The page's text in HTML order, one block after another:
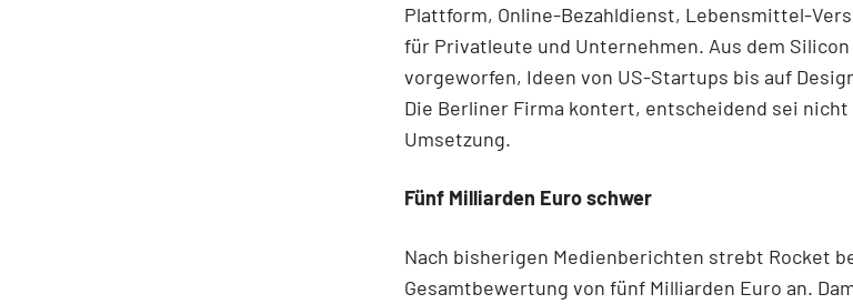
Plattform, Online-Bezahldienst, Lebensmittel-
für Privatleute und Unternehmen. Aus dem
vorgeworfen, Ideen von US-Startups bis auf
Die Berliner Firma kontert, entscheidend sei
Umsetzung.
Fünf Milliarden Euro schwer
Nach bisherigen Medienberichten strebt Rocket
Gesamtbewertung von fünf Milliarden Euro an.